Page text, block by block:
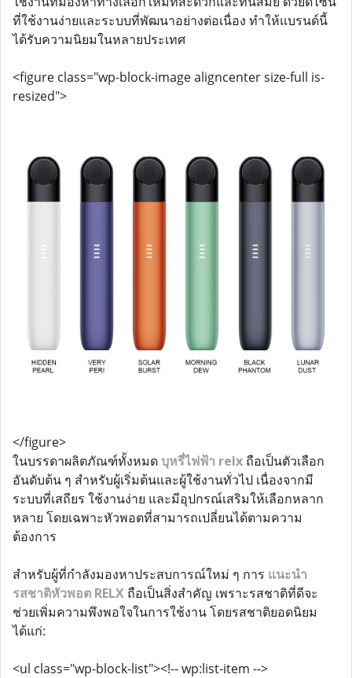
ที่ใช้งานง่ายและระบบที่พัฒนาอย่างต่อเนื่อง ทำให้แบรนด์นี้
ได้รับความนิยมในหลายประเทศ
<figure class="wp-block-image aligncenter size-full is-
resized">
</figure>
ในบรรดาผลิตภัณฑ์ทั้งหมดบุหรี่ไฟฟ้า relx ถือเป็นตัวเลือก
อันดับต้น ๆ สำหรับผู้เริ่มต้นและผู้ใช้งานทั่วไป เนื่องจากมี
ระบบที่เสถียร ใช้งานง่าย และมีอุปกรณ์เสริมให้เลือกหลาก
หลาย โดยเฉพาะหัวพอตที่สามารถเปลี่ยนได้ตามความ
ต้องการ
สำหรับผู้ที่กำลังมองหาประสบการณ์ใหม่ ๆ การ แนะนำ
รสชาติหัวพอต RELX ถือเป็นสิ่งสำคัญ เพราะรสชาติที่ดีจะ
ช่วยเพิ่มความพึงพอใจในการใช้งาน โดยรสชาติยอดนิยม
ได้แก่:
<ul class="wp-block-list"><!-- wp:list-item -->